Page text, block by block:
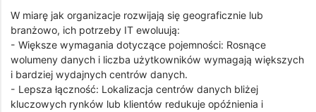
W miarę jak organizacje rozwijają się geograficznie lub
branżowo, ich potrzeby IT ewoluują:
- Większe wymagania dotyczące pojemności: Rosnące
wolumeny danych i liczba użytkowników wymagają większych
i bardziej wydajnych centrów danych.
- Lepsza łączność: Lokalizacja centrów danych bliżej
kluczowych rynków lub klientów redukuje opóźnienia i